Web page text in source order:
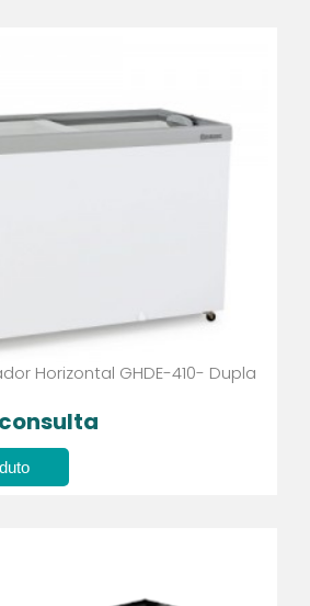
Horizontal GHDE-410- Dupla